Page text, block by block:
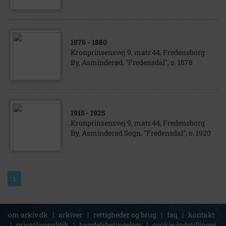
1876 - 1880
Kronprinsensvej 9, matr.44, Fredensborg
By, Asminderød, "Fredensdal", o. 1878
1915 - 1925
Kronprinsensvej 9, matr.44, Fredensborg
By, Asminderød Sogn, "Fredensdal", o. 1920
1
om arkiv.dk | arkiver | rettigheder og brug | faq | kontakt